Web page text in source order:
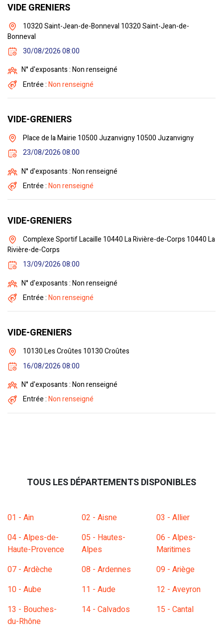
VIDE GRENIERS
10320 Saint-Jean-de-Bonneval 10320 Saint-Jean-de-
Bonneval
30/08/2026 08:00
N° d'exposants : Non renseigné
Entrée :Non renseigné
VIDE-GRENIERS
Place de la Mairie 10500 Juzanvigny 10500 Juzanvigny
23/08/2026 08:00
N° d'exposants : Non renseigné
Entrée :Non renseigné
VIDE-GRENIERS
Complexe Sportif Lacaille 10440 La Rivière-de-Corps 10440 La
Rivière-de-Corps
13/09/2026 08:00
N° d'exposants : Non renseigné
Entrée :Non renseigné
VIDE-GRENIERS
10130 Les Croûtes 10130 Croûtes
16/08/2026 08:00
N° d'exposants : Non renseigné
Entrée :Non renseigné
TOUS LES DÉPARTEMENTS DISPONIBLES
01 - Ain 02 - Aisne
03 - Allier
04 - Alpes-de-
Haute-Provence
05 - Hautes-
Alpes
06 - Alpes-
Maritimes
07 - Ardèche
08 - Ardennes
09 - Ariège
10 - Aube
11 - Aude
12 - Aveyron
13 - Bouches-
du-Rhône
14 - Calvados 15 - Cantal